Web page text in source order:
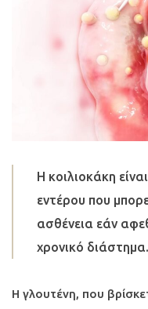
Η κοιλιοκάκη
εντέρου που
ασθένεια εάν
χρονικό διάστημα.
Η γλουτένη, που